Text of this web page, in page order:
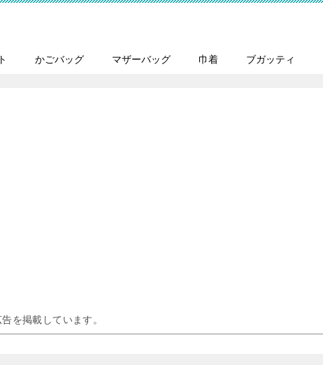
かごバッグ マザーバッグ 巾着 ブガッティ
を掲載しています。